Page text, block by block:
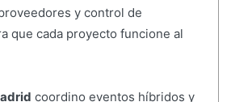
y control de
que cada proyecto funcione al
coordino eventos híbridos y